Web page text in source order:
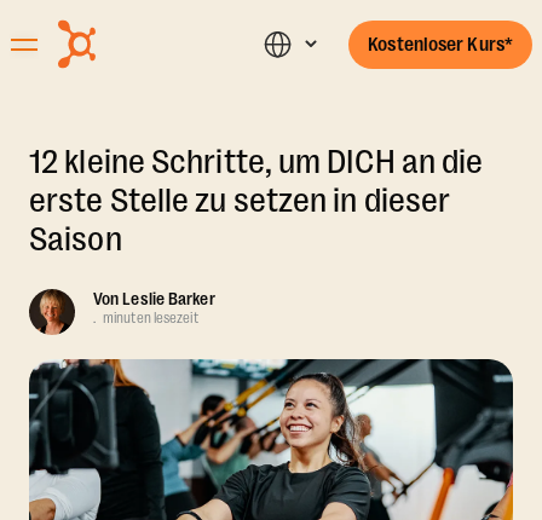
Kostenloser Kurs*
12 kleine Schritte, um DICH an die
erste Stelle zu setzen in dieser
Saison
Von Leslie Barker
. minuten lesezeit